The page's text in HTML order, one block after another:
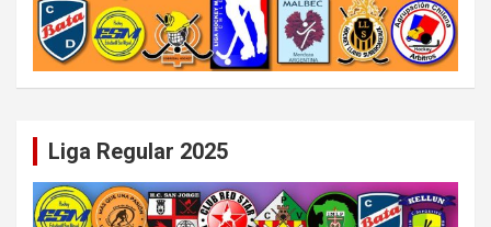
Liga Regular 2025